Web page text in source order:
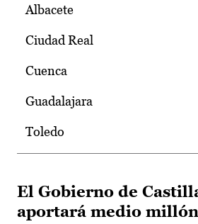
Albacete
Ciudad Real
Cuenca
Guadalajara
Toledo
El Gobierno de
aportará medio